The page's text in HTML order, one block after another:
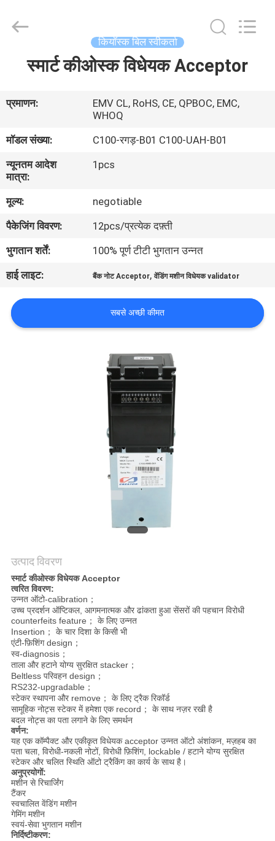
उत्पादों
हमारे
बारे
कारखाना
भ्रमण
नियंत्रण
PRIVACY
POLICY
Reader
Online
Reserved.
कियॉस्क बिल स्वीकर्ता
स्मार्ट कीओस्क विधेयक Acceptor
प्रमाणन:
EMV CL, RoHS, CE, QPBOC, EMC,
WHOQ
मॉडल संख्या:
C100-रगड़-B01 C100-UAH-B01
न्यूनतम आदेश
मात्रा:
1pcs
मूल्य:
negotiable
पैकेजिंग विवरण:
12pcs/प्रत्येक दफ़्ती
भुगतान शर्तें:
100% पूर्ण टीटी भुगतान उन्नत
हाई लाइट:
बैंक नोट Acceptor,वेंडिंग मशीन विधेयक validator
सबसे अच्छी कीमत
उत्पाद विवरण
स्मार्ट कीओस्क विधेयक Acceptor
त्वरित विवरण:
उन्नत ऑटो-calibration；
उच्च प्रदर्शन ऑप्टिकल, आगमनात्मक और ढांकता हुआ सेंसरों की पहचान विरोधी
counterfeits feature； के लिए उन्नत
Insertion； के चार दिशा के किसी भी
एंटी-फ़िशिंग design；
स्व-diagnosis；
ताला और हटाने योग्य सुरक्षित stacker；
Beltless परिवहन design；
RS232-upgradable；
स्टेकर स्थापना और remove； के लिए ट्रैक रिकॉर्ड
सामूहिक नोट्स स्टेकर में हमेशा एक record； के साथ नज़र रखी है
बदल नोट्स का पता लगाने के लिए समर्थन
वर्णन:
यह एक कॉम्पैक्ट और एकीकृत विधेयक acceptor उन्नत ऑटो अंशांकन, मज़हब का
पता चला, विरोधी-नकली नोटों, विरोधी फ़िशिंग, lockable / हटाने योग्य सुरक्षित
स्टेकर और चलित स्थिति ऑटो ट्रैकिंग का कार्य के साथ है।
अनुप्रयोगों:
मशीन से रिचार्जिंग
टैंकर
स्वचालित वेंडिंग मशीन
गेमिंग मशीन
स्वयं-सेवा भुगतान मशीन
निर्दिष्टीकरण: